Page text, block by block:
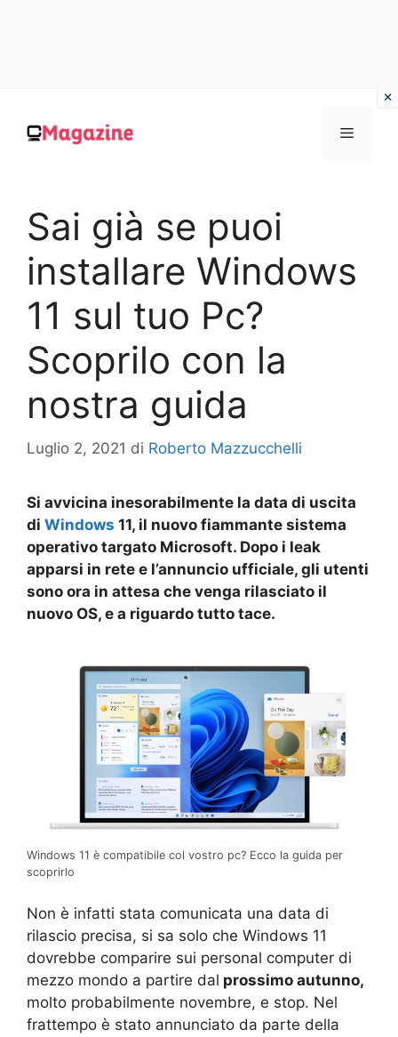
contenuto
MENU
Sai già se puoi
installare Windows
11 sul tuo Pc?
Scoprilo con la
nostra guida
Luglio 2, 2021 di Roberto Mazzucchelli
Si avvicina inesorabilmente la data di uscita
di Windows 11, il nuovo fiammante sistema
operativo targato Microsoft. Dopo i leak
apparsi in rete e l’annuncio ufficiale, gli utenti
sono ora in attesa che venga rilasciato il
nuovo OS, e a riguardo tutto tace.
Windows 11 è compatibile col vostro pc? Ecco la guida per
scoprirlo
Non è infatti stata comunicata una data di
rilascio precisa, si sa solo che Windows 11
dovrebbe comparire sui personal computer di
mezzo mondo a partire dal prossimo autunno,
molto probabilmente novembre, e stop. Nel
frattempo è stato annunciato da parte della